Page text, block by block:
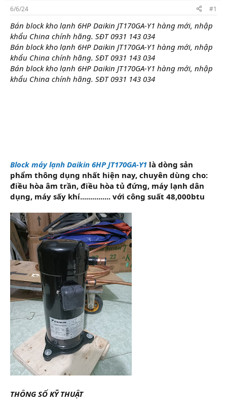
s
t
a
r
t
e
r
6/6/24 #1
Bán block kho lạnh 6HP Daikin JT170GA-Y1 hàng mới, nhập
khẩu China chính hãng. SĐT 0931 143 034
Bán block kho lạnh 6HP Daikin JT170GA-Y1 hàng mới, nhập
khẩu China chính hãng. SĐT 0931 143 034
Bán block kho lạnh 6HP Daikin JT170GA-Y1 hàng mới, nhập
khẩu China chính hãng. SĐT 0931 143 034
Block máy lạnh Daikin 6HP JT170GA-Y1 là dòng sản
phẩm thông dụng nhất hiện nay, chuyên dùng cho:
điều hòa âm trần, điều hòa tủ đứng, máy lạnh dân
dụng, máy sấy khí............... với công suất 48,000btu
THÔNG SỐ KỸ THUẬT